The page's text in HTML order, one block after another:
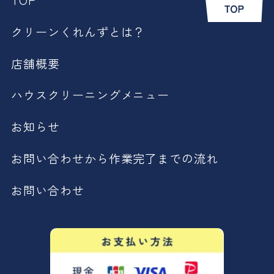
クリーンくれんずとは？
店舗概要
ハウスクリーニングメニュー
お知らせ
お問い合わせから作業完了までの流れ
お問い合わせ